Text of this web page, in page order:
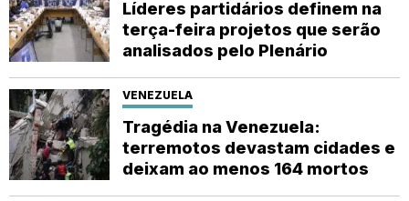
Líderes partidários definem na
terça-feira projetos que serão
analisados pelo Plenário
VENEZUELA
Tragédia na Venezuela:
terremotos devastam cidades e
deixam ao menos 164 mortos